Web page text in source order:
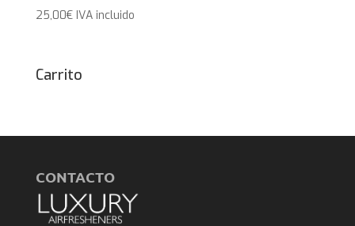
25,00€ IVA incluido
Carrito
CONTACTO